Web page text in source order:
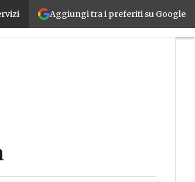
Aggiungi tra i preferiti su Google
sociale: la storia di